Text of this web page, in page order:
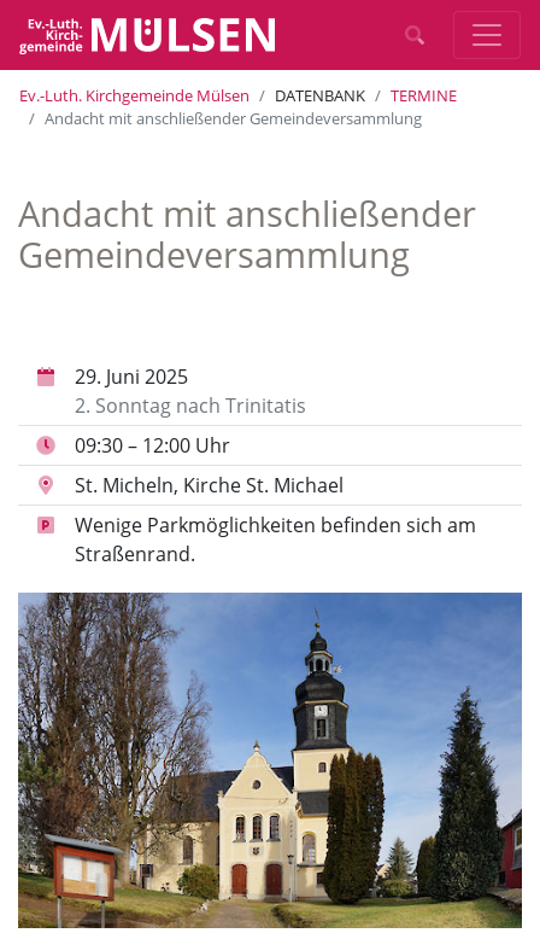
Ev.-Luth. Kirchgemeinde Mülsen DATENBANK
TERMINE
Andacht mit anschließender Gemeindeversammlung
Andacht mit anschließender
Gemeindeversammlung
29. Juni 2025
2. Sonntag nach Trinitatis
09:30 – 12:00 Uhr
St. Micheln, Kirche St. Michael
Wenige Parkmöglichkeiten befinden sich am
Straßenrand.